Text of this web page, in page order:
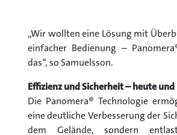
„Wir wollten eine Lösung mit
einfacher Bedienung –
das“, so Samuelsson.
Effizienz und Sicherheit – heute
Die Panomera® Technologie
eine deutliche Verbesserung der
dem Gelände, sondern